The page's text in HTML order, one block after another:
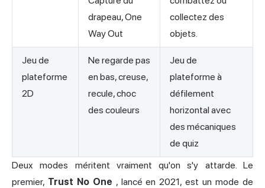
drapeau, One
Way Out
collectez des
objets.
Jeu de
plateforme
2D
Ne regarde pas
en bas, creuse,
recule, choc
des couleurs
Jeu de
plateforme à
défilement
horizontal avec
des mécaniques
de quiz
Deux modes méritent vraiment qu'on s'y attarde. Le
premier, Trust No One , lancé en 2021, est un mode de